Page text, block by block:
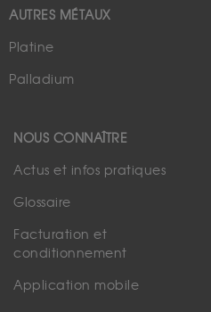
AUTRES MÉTAUX
Platine
Palladium
NOUS CONNAÎTRE
Actus et infos pratiques
Glossaire
Facturation et
conditionnement
Application mobile